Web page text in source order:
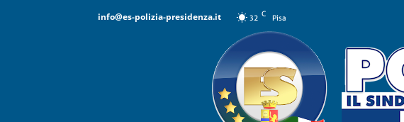
info@es-polizia-presidenza.it 32 C Pisa